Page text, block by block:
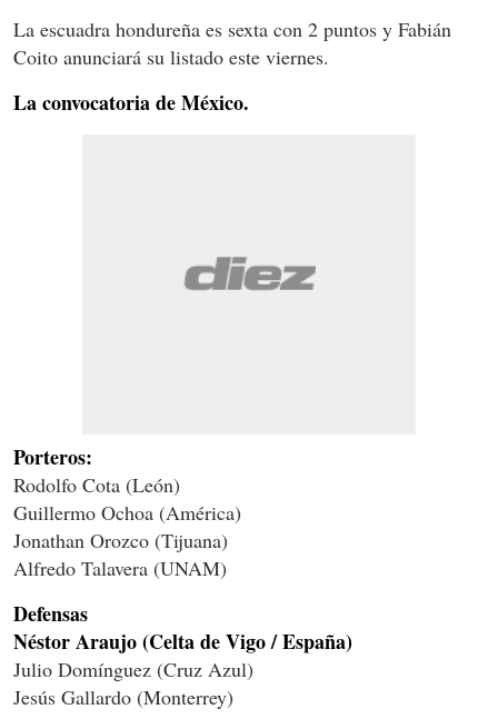
La escuadra hondureña es sexta con 2 puntos y Fabián
Coito anunciará su listado este viernes.
La convocatoria de México.
Porteros:
Rodolfo Cota (León)
Guillermo Ochoa (América)
Jonathan Orozco (Tijuana)
Alfredo Talavera (UNAM)
Defensas
Néstor Araujo (Celta de Vigo / España)
Julio Domínguez (Cruz Azul)
Jesús Gallardo (Monterrey)